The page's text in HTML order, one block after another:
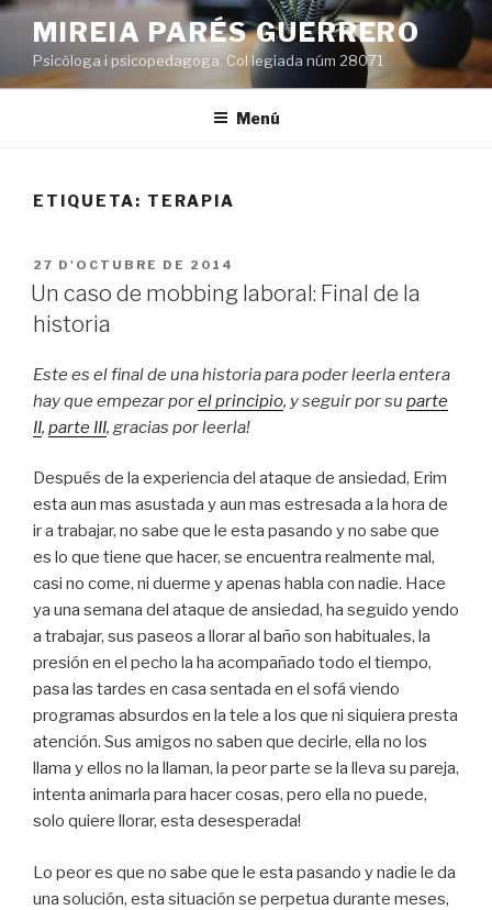
Vés
contingut
MIREIA PARÉS GUERRERO
Psicòloga i psicopedagoga. Col·legiada núm 28071
Menú
ETIQUETA: TERAPIA
PUBLICAT
A
27 D'OCTUBRE DE 2014
Un caso de mobbing laboral: Final de la
historia
Este es el final de una historia para poder leerla entera
hay que empezar porel principio, y seguir por su parte
II, parte III, gracias por leerla!
Después de la experiencia del ataque de ansiedad, Erim
esta aun mas asustada y aun mas estresada a la hora de
ir a trabajar, no sabe que le esta pasando y no sabe que
es lo que tiene que hacer, se encuentra realmente mal,
casi no come, ni duerme y apenas habla con nadie. Hace
ya una semana del ataque de ansiedad, ha seguido yendo
a trabajar, sus paseos a llorar al baño son habituales, la
presión en el pecho la ha acompañado todo el tiempo,
pasa las tardes en casa sentada en el sofá viendo
programas absurdos en la tele a los que ni siquiera presta
atención. Sus amigos no saben que decirle, ella no los
llama y ellos no la llaman, la peor parte se la lleva su pareja,
intenta animarla para hacer cosas, pero ella no puede,
solo quiere llorar, esta desesperada!
Lo peor es que no sabe que le esta pasando y nadie le da
una solución, esta situación se perpetua durante meses,